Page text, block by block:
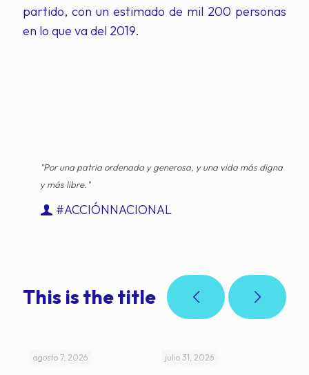
partido, con un estimado de mil 200 personas
en lo que va del 2019.
"Por una patria ordenada y generosa, y una vida más digna
y más libre."
#ACCIÓNNACIONAL
This is the title
agosto 7, 2026 julio 31, 2026